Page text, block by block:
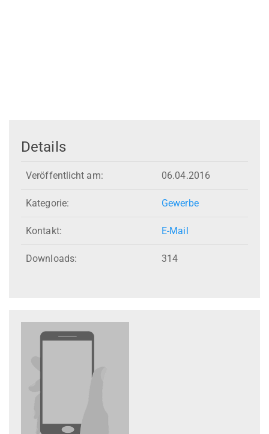
Details
Veröffentlicht am: 06.04.2016
Kategorie: Gewerbe
Kontakt: E-Mail
Downloads: 314